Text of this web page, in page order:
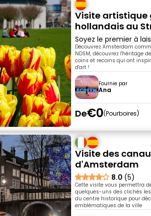
Visite artistique
hollandais au
Soyez le premier à
Découvrez Amsterdam
NDSM, découvrez l'héritage
coins et recoins qui ont
d'art !
Fournie par
Ana
De€0 Pourboires
Visite des
d'Amsterdam
8.0 (5)
Cette visite vous permettra
quelques-uns des clichés
du centre historique pour
emblématiques de la ville